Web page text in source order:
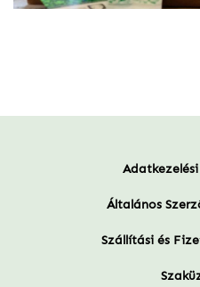
Általános
Szállítási és